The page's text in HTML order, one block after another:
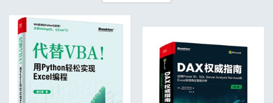
4.8 财务报表分析 / 121
4.8.1 用DAX建立层级财务账目 / 122
4.8.2 修正账目表元数据 / 126
4.8.3 财务表账目的同比、等比分析 / 129
4.9 钻取明细数据 / 131
4.9.1 报表钻取设置 / 131
4.9.2 书签功能 / 133